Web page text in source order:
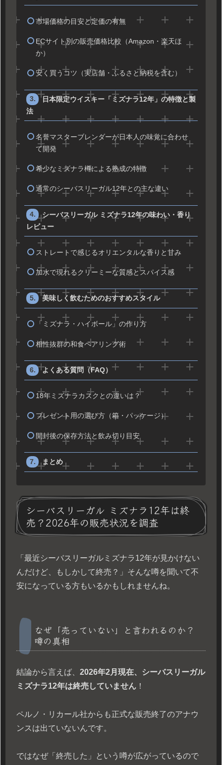
市場価格の目安と定価の有無
ECサイト別の販売価格比較（Amazon・楽天ほ
か）
安く買うコツ（実店舗・ふるさと納税を含む）
日本限定ウイスキー「ミズナラ12年」の特徴と製
法
名誉マスターブレンダーが日本人の味覚に合わせ
て開発
希少なミズナラ樽による熟成の特徴
通常のシーバスリーガル12年との主な違い
シーバスリーガル ミズナラ12年の味わい・香り
レビュー
ストレートで感じるオリエンタルな香りと甘み
加水で現れるクリーミーな質感とスパイス感
美味しく飲むためのおすすめスタイル
「ミズナラ・ハイボール」の作り方
相性抜群の和食ペアリング術
よくある質問（FAQ）
18年ミズナラカスクとの違いは？
プレゼント用の選び方（箱・パッケージ）
開封後の保存方法と飲み切り目安
まとめ
シーバスリーガル ミズナラ12年は終
売？2026年の販売状況を調査
「最近シーバスリーガルミズナラ12年が見かけない
んだけど、もしかして終売？」そんな噂を聞いて不
安になっている方もいるかもしれませんね。
なぜ「売っていない」と言われるのか？
噂の真相
結論から言えば、 2026年2月現在、シーバスリーガル
ミズナラ12年は終売していません ！
ペルノ・リカール社からも正式な販売終了のアナウ
ンスは出ていないんです。
ではなぜ「終売した」という噂が広がっているので